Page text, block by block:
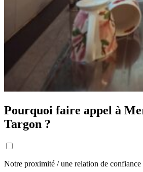
Pourquoi faire appel à
Targon ?
Notre proximité / une relation de confiance